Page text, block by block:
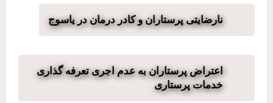
نارضایتی پرستاران و کادر درمان در یاسوج
اعتراض پرستاران به عدم اجری تعرفه گذاری
خدمات پرستاری